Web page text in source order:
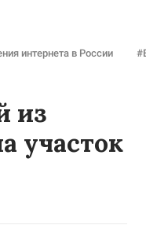
интернета в России
из
участок